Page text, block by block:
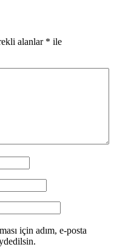
alanlar * ile
için adım, e-posta